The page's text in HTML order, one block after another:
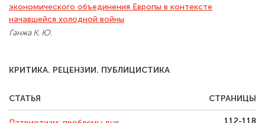
экономического объединения Европы в контексте
начавшейся холодной войны
Ганжа К. Ю.
КРИТИКА. РЕЦЕНЗИИ. ПУБЛИЦИСТИКА
СТАТЬЯ СТРАНИЦЫ
112-118